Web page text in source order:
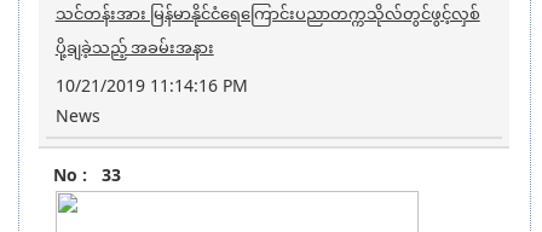
သင်တန်းအား မြန်မာနိုင်ငံရေကြောင်းပညာတက္ကသိုလ်တွင်ဖွင့်လှစ်
ပို့ချခဲ့သည့် အခမ်းအနား
10/21/2019 11:14:16 PM
News
33